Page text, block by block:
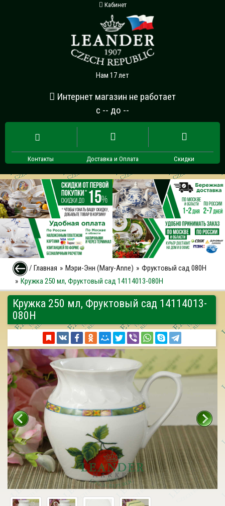
Кабинет
Нам 17 лет
Интернет магазин не работает
с -- до --
Контакты Доставка и Оплата Скидки
/ Главная Мэри-Энн (Mary-Anne)
Фруктовый сад 080H
Кружка 250 мл, Фруктовый сад 14114013-080H
Кружка 250 мл, Фруктовый сад 14114013-
080H